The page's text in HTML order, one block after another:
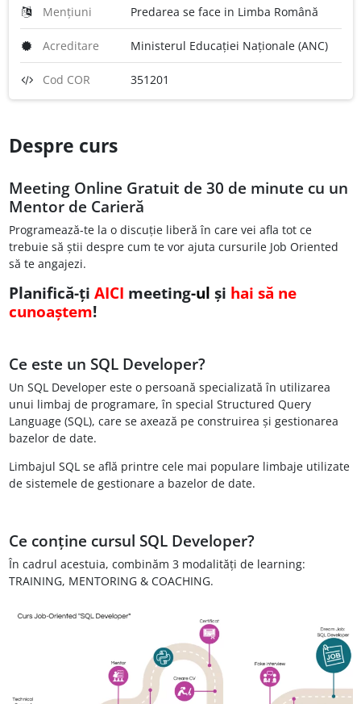
Mențiuni Predarea se face in Limba Română
Acreditare Ministerul Educației Naționale (ANC)
Cod COR 351201
Despre curs
Meeting Online Gratuit de 30 de minute cu un
Mentor de Carieră
Programează-te la o discuție liberă în care vei afla tot ce
trebuie să știi despre cum te vor ajuta cursurile Job Oriented
să te angajezi.
Planifică-ți AICI meeting-ul și hai să ne
cunoaștem!
Ce este un SQL Developer?
Un SQL Developer este o persoană specializată în utilizarea
unui limbaj de programare, în special Structured Query
Language (SQL), care se axează pe construirea și gestionarea
bazelor de date.
Limbajul SQL se află printre cele mai populare limbaje utilizate
de sistemele de gestionare a bazelor de date.
Ce conține cursul SQL Developer?
În cadrul acestuia, combinăm 3 modalități de learning:
TRAINING, MENTORING & COACHING.